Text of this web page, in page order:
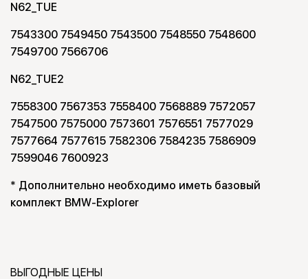
N62_TUE
7543300 7549450 7543500 7548550 7548600
7549700 7566706
N62_TUE2
7558300 7567353 7558400 7568889 7572057
7547500 7575000 7573601 7576551 7577029
7577664 7577615 7582306 7584235 7586909
7599046 7600923
* Дополнительно необходимо иметь базовый
комплект BMW-Explorer
ВЫГОДНЫЕ ЦЕНЫ